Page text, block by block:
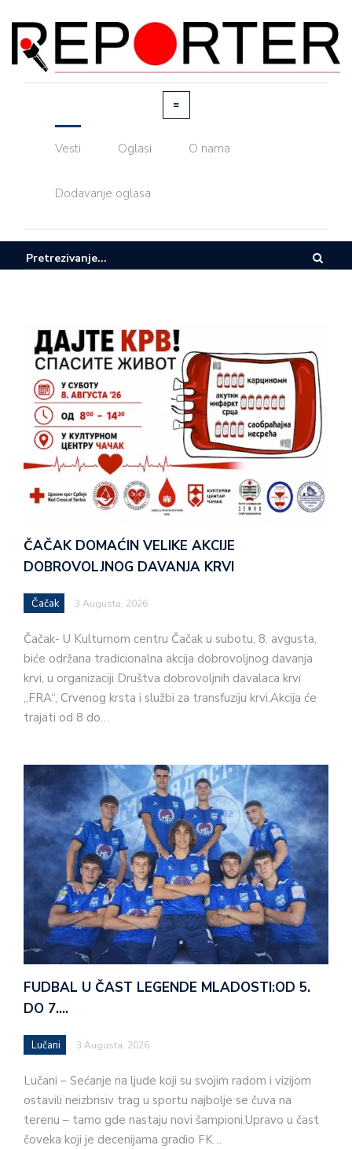
Vesti Oglasi O nama
Dodavanje oglasa
ČAČAK DOMAĆIN VELIKE AKCIJE
DOBROVOLJNOG DAVANJA KRVI
Čačak 3 Augusta, 2026
Čačak- U Kulturnom centru Čačak u subotu, 8. avgusta,
biće održana tradicionalna akcija dobrovoljnog davanja
krvi, u organizaciji Društva dobrovoljnih davalaca krvi
„FRA“, Crvenog krsta i službi za transfuziju krvi.Akcija će
trajati od 8 do…
FUDBAL U ČAST LEGENDE MLADOSTI:OD 5.
DO 7.…
Lučani 3 Augusta, 2026
Lučani – Sećanje na ljude koji su svojim radom i vizijom
ostavili neizbrisiv trag u sportu najbolje se čuva na
terenu – tamo gde nastaju novi šampioni.Upravo u čast
čoveka koji je decenijama gradio FK…